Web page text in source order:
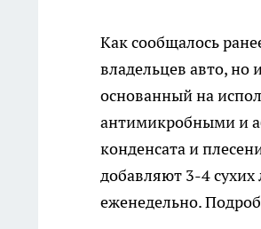
Как сообщалось
владельцев авто,
основанный на
антимикробными и
конденсата и
добавляют 3-4
еженедельно.